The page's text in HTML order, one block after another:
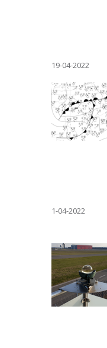
19-04-2022
1-04-2022